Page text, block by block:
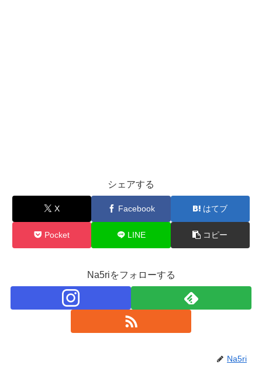
シェアする
X Facebook はてブ
Pocket LINE コピー
Na5riをフォローする
Na5ri